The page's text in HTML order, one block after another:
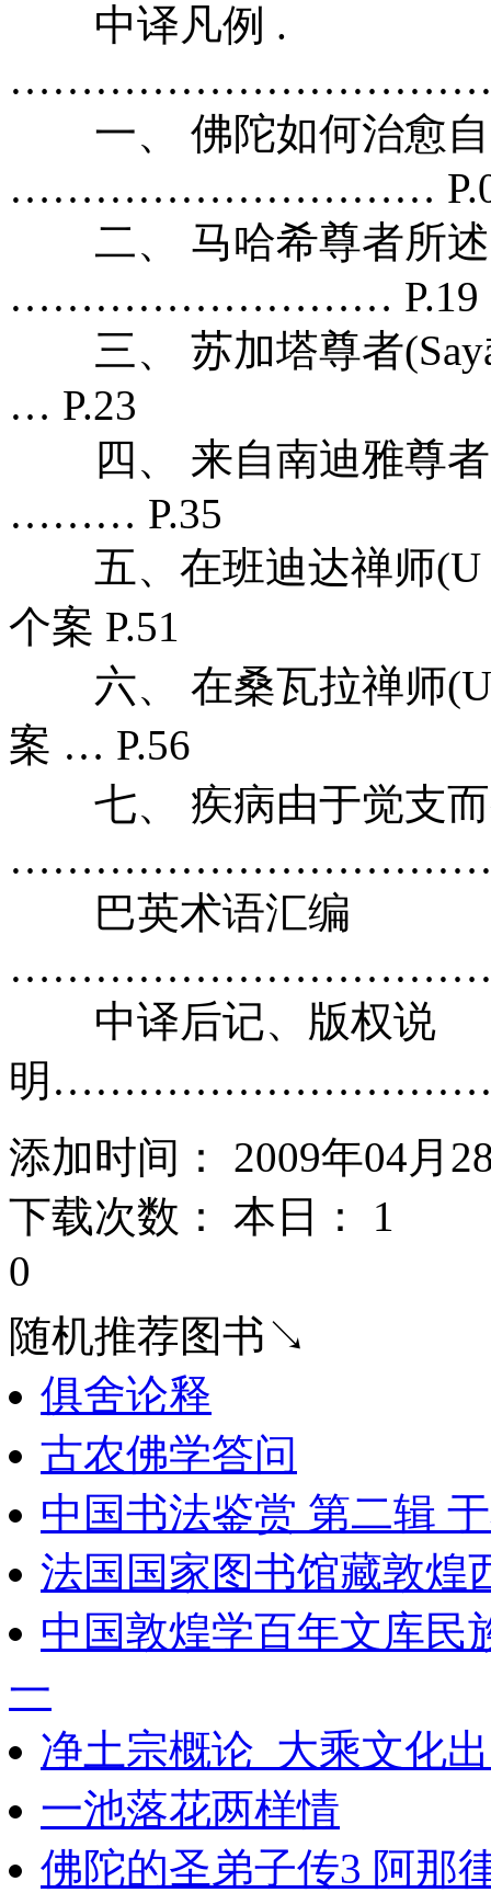
中译凡例 .
一、 佛陀如何治愈自
…………………………
二、 马哈希尊者所述
……………………… P.19
三、 苏加塔尊者
… P.23
四、 来自南迪雅尊者
……… P.35
五、在班迪达禅师(U
个案 P.51
六、 在桑瓦拉禅师(U
案 … P.56
七、 疾病由于觉支而
………………………………
巴英术语汇编
中译后记、版权说
明
添加时间： 2009年04月
下载次数： 本日： 1
0
随机推荐图书↘
俱舍论释
古农佛学答问
中国书法鉴赏 第二辑
法国国家图书馆藏敦煌
中国敦煌学百年文库民
一
净土宗概论_大乘文化
一池落花两样情
佛陀的圣弟子传3 阿那